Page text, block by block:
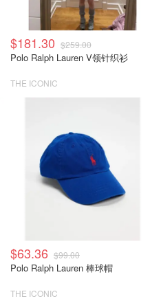
$181.30 $259.00
Polo Ralph Lauren V领针织衫
THE ICONIC
$63.36 $99.00
Polo Ralph Lauren 棒球帽
THE ICONIC